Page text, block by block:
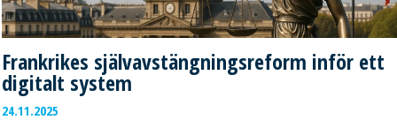
Frankrikes självavstängningsreform inför ett
digitalt system
24.11.2025